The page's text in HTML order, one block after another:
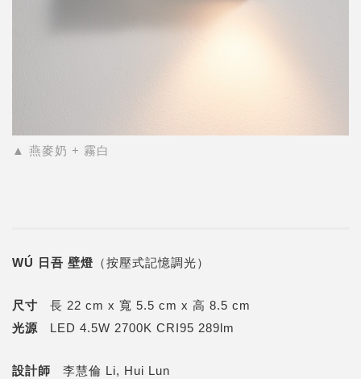
▲ 燕麥奶 + 霧白
WÚ 日吾 壁燈 （按壓式記憶調光）
尺寸 長 22 cm x 寬 5.5 cm x 高 8.5 cm
光源 LED 4.5W 2700K CRI95 289lm
設計師 李慧倫 Li, Hui Lun